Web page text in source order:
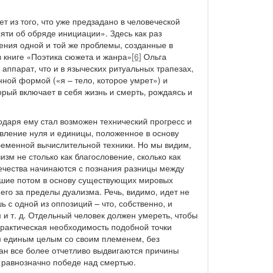
того, что уже предзадано в человеческой
об обряде инициации». Здесь как раз
одной и той же проблемы, созданные в
«Поэтика сюжета и жанра»[6] Ольга
что и в языческих ритуальных трапезах,
формой («я – тело, которое умрет») и
включает в себя жизнь и смерть, рождаясь и
ему стал возможен технический прогресс и
нуля и единицы, положенное в основу
вычислительной техники. Но мы видим,
не столько как благословение, сколько как
начинаются с познания разницы между
потом в основу существующих мировых
за пределы дуализма. Речь, видимо, идет не
с одной из оппозиций – что, собственно, и
т. д. Отдельный человек должен умереть, чтобы
необходимость подобной точки
единым целым со своим племенем, без
все более отчетливо выдвигаются причины
победе над смертью.